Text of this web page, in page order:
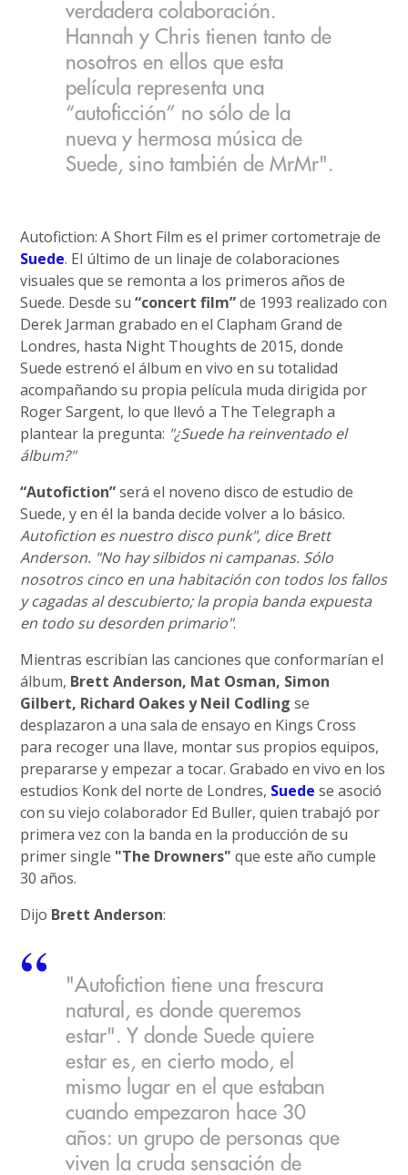
verdadera colaboración.
Hannah y Chris tienen tanto de
nosotros en ellos que esta
película representa una
“autoficción” no sólo de la
nueva y hermosa música de
Suede, sino también de MrMr".
Autofiction: A Short Film es el primer cortometraje de
Suede. El último de un linaje de colaboraciones
visuales que se remonta a los primeros años de
Suede. Desde su“concert film”de 1993 realizado con
Derek Jarman grabado en el Clapham Grand de
Londres, hasta Night Thoughts de 2015, donde
Suede estrenó el álbum en vivo en su totalidad
acompañando su propia película muda dirigida por
Roger Sargent, lo que llevó a The Telegraph a
plantear la pregunta: "¿Suede ha reinventado el
álbum?"
“Autofiction”será el noveno disco de estudio de
Suede, y en él la banda decide volver a lo básico.
Autofiction es nuestro disco punk", dice Brett
Anderson. "No hay silbidos ni campanas. Sólo
nosotros cinco en una habitación con todos los fallos
y cagadas al descubierto; la propia banda expuesta
en todo su desorden primario".
Mientras escribían las canciones que conformarían el
álbum, Brett Anderson, Mat Osman, Simon
Gilbert, Richard Oakes y Neil Codling se
desplazaron a una sala de ensayo en Kings Cross
para recoger una llave, montar sus propios equipos,
prepararse y empezar a tocar. Grabado en vivo en los
estudios Konk del norte de Londres, Suede se asoció
con su viejo colaborador Ed Buller, quien trabajó por
primera vez con la banda en la producción de su
primer single "The Drowners" que este año cumple
30 años.
Dijo Brett Anderson:
"Autofiction tiene una frescura
natural, es donde queremos
estar". Y donde Suede quiere
estar es, en cierto modo, el
mismo lugar en el que estaban
cuando empezaron hace 30
años: un grupo de personas que
viven la cruda sensación de